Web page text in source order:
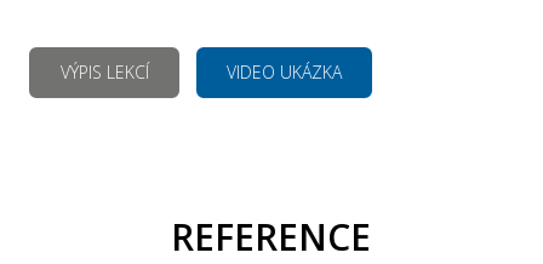
VÝPIS LEKCÍ VIDEO UKÁZKA
REFERENCE